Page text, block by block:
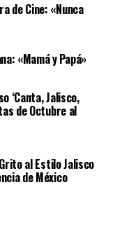
de Cine: «Nunca
«Mamá y Papá»
‘Canta, Jalisco,
de Octubre al
al Estilo Jalisco
de México